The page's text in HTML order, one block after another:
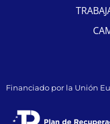
Financiado por la Unión